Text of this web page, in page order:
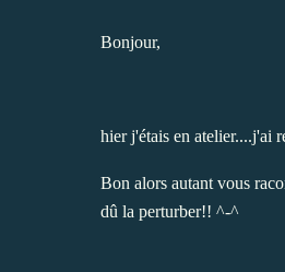
Bonjour,
hier j'étais en atelier....j'ai
Bon alors autant vous
dû la perturber!! ^-^